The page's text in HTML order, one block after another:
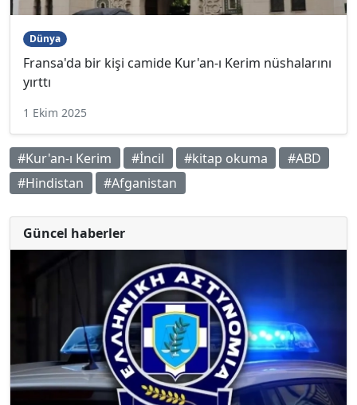
Dünya
Fransa'da bir kişi camide Kur'an-ı Kerim nüshalarını
yırttı
1 Ekim 2025
#Kur'an-ı Kerim #İncil #kitap okuma
#ABD
#Hindistan
#Afganistan
Güncel haberler